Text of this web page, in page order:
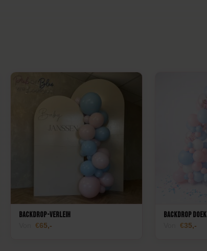
Backdrop-Verleih
65,-
Backdrop Doek
35,-